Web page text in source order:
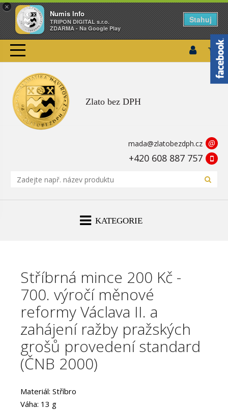
×
Numis Info
TRIPON DIGITAL s.r.o.
ZDARMA - Na Google Play
Stahuj
Zlato bez DPH
mada@zlatobezdph.cz @
+420 608 887 757
KATEGORIE
Stříbrná mince 200 Kč -
700. výročí měnové
reformy Václava II. a
zahájení ražby pražských
grošů provedení standard
(ČNB 2000)
Materiál: Stříbro
Váha: 13 g